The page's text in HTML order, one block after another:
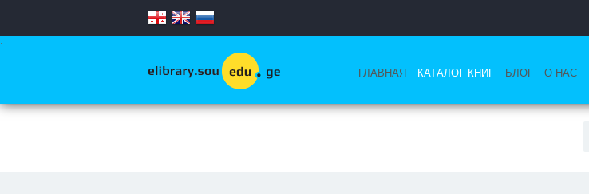
.
ГЛАВНАЯ КАТАЛОГ КНИГ БЛОГ О НАС